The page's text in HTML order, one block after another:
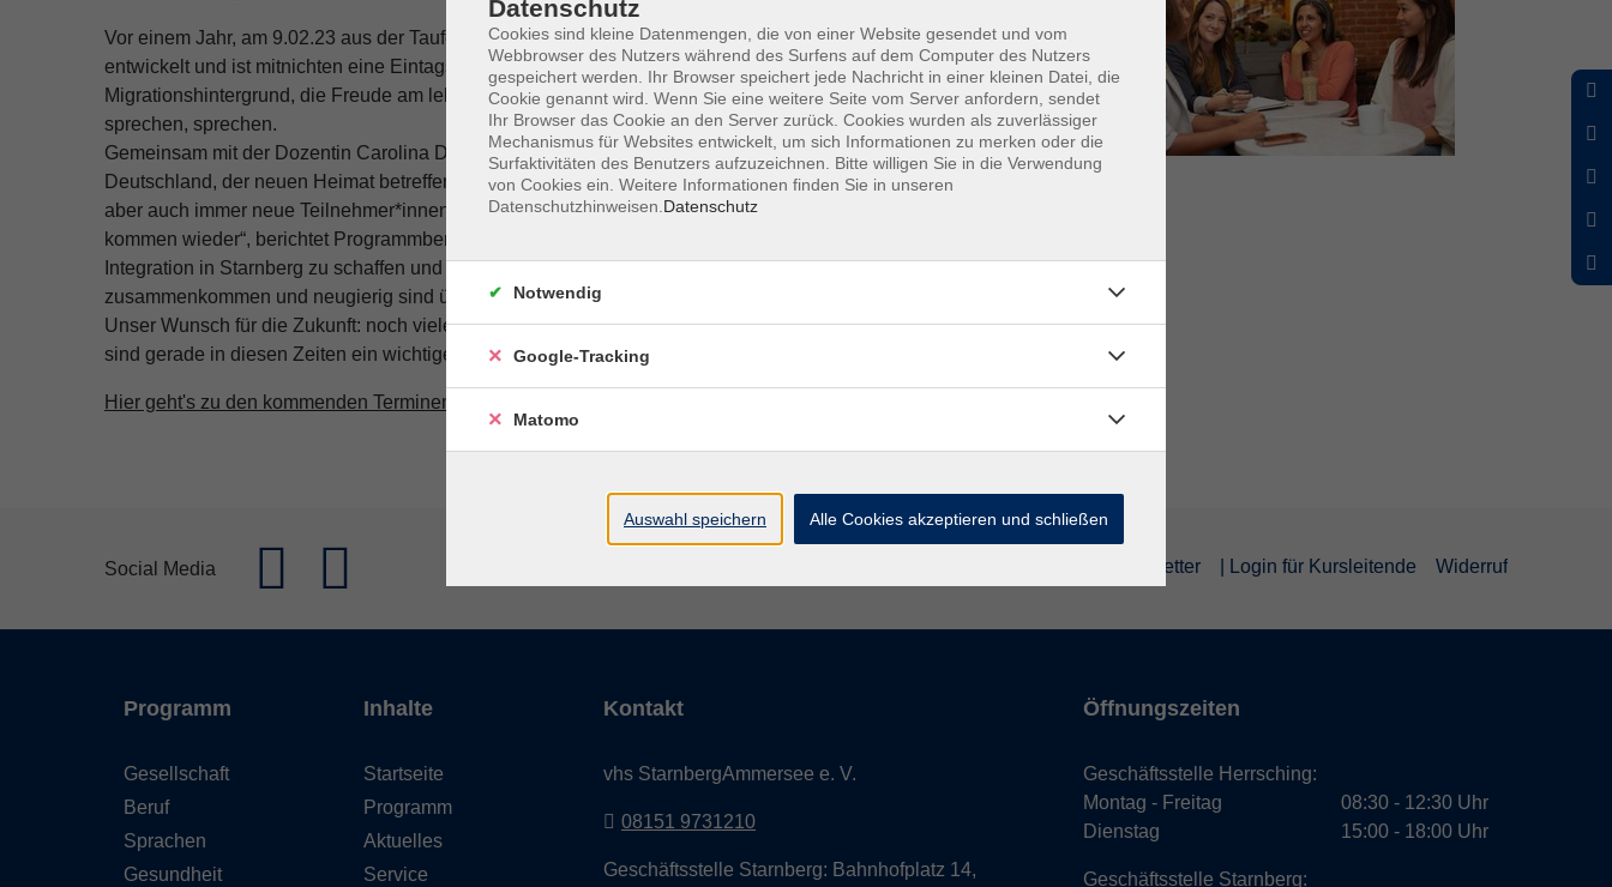
Vor einem Jahr, am 9.02.23 aus der Taufe gehoben, hat sich das Café mittlerweile zu einer festen Institution
entwickelt und ist mitnichten eine Eintagsfliege. Hier ist Platz für jede*n! Willkommen sind alle, mit und ohne
Migrationshintergrund, die Freude am lebendigen Austausch haben und gerne eines tun: sprechen,
sprechen, sprechen.
Gemeinsam mit der Dozentin Carolina D'Auria werden verschiedene Themen besprochen, die das Leben in
Deutschland, der neuen Heimat betreffen. „Es gibt schon einen festen Kern, der sich hier regelmäßig trifft,
aber auch immer neue Teilnehmer*innen finden den Weg zu uns und werden auch gleich integriert und
kommen wieder“, berichtet Programmbereichsmanagerin Lisa Aulinger. Ziel des Cafés ist, eine nachhaltige
Integration in Starnberg zu schaffen und einen Ort der Begegnung, an dem sich Menschen gerne treffen,
zusammenkommen und neugierig sind über den eigenen Tellerrand zu blicken.
Unser Wunsch für die Zukunft: noch viele weitere Geburtstage mit dem Sprachcafé feiern. Orte wie diese
sind gerade in diesen Zeiten ein wichtiges Zeichen für Vielfalt und Demokratie.
Hier geht's zu den kommenden Terminen im Sprachcafé
Social Media Newsletter | Login für Kursleitende Widerruf
Programm
Gesellschaft
Beruf
Sprachen
Gesundheit
Inhalte
Startseite
Programm
Aktuelles
Service
Kontakt
vhs StarnbergAmmersee e. V.
08151 9731210
Geschäftsstelle Starnberg: Bahnhofplatz 14,
Öffnungszeiten
Geschäftsstelle Herrsching:
Montag - Freitag
Dienstag
08:30 - 12:30 Uhr
15:00 - 18:00 Uhr
Geschäftsstelle Starnberg:
Datenschutz
Cookies sind kleine Datenmengen, die von einer Website gesendet und vom
Webbrowser des Nutzers während des Surfens auf dem Computer des Nutzers
gespeichert werden. Ihr Browser speichert jede Nachricht in einer kleinen Datei, die
Cookie genannt wird. Wenn Sie eine weitere Seite vom Server anfordern, sendet
Ihr Browser das Cookie an den Server zurück. Cookies wurden als zuverlässiger
Mechanismus für Websites entwickelt, um sich Informationen zu merken oder die
Surfaktivitäten des Benutzers aufzuzeichnen. Bitte willigen Sie in die Verwendung
von Cookies ein. Weitere Informationen finden Sie in unseren
Datenschutzhinweisen. Datenschutz
Notwendig
Google-Tracking
Matomo
Auswahl speichern Alle Cookies akzeptieren und schließen